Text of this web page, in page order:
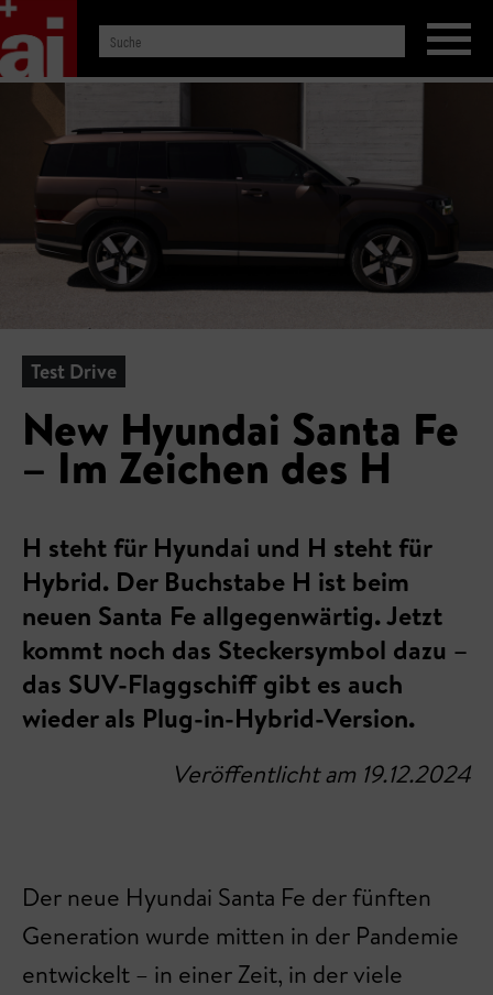
Test Drive
New Hyundai Santa Fe
– Im Zeichen des H
H steht für Hyundai und H steht für
Hybrid. Der Buchstabe H ist beim
neuen Santa Fe allgegenwärtig. Jetzt
kommt noch das Steckersymbol dazu –
das SUV-Flaggschiff gibt es auch
wieder als Plug-in-Hybrid-Version.
Veröffentlicht am 19.12.2024
Der neue Hyundai Santa Fe der fünften
Generation wurde mitten in der Pandemie
entwickelt – in einer Zeit, in der viele